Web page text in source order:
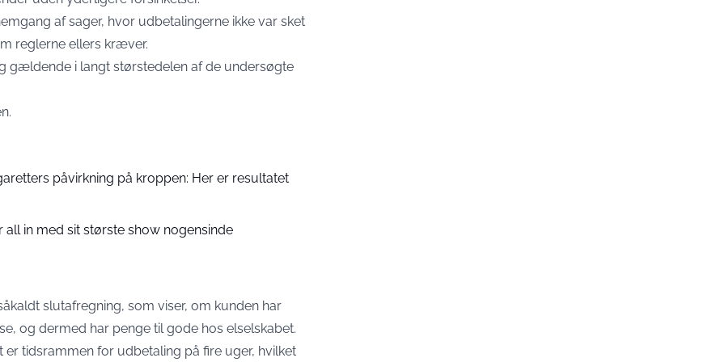
af sager, hvor udbetalingerne ikke var sket
reglerne ellers kræver.
gældende i langt størstedelen af de undersøgte
påvirkning på kroppen: Her er resultatet
all in med sit største show nogensinde
slutafregning, som viser, om kunden har
og dermed har penge til gode hos elselskabet.
er tidsrammen for udbetaling på fire uger, hvilket